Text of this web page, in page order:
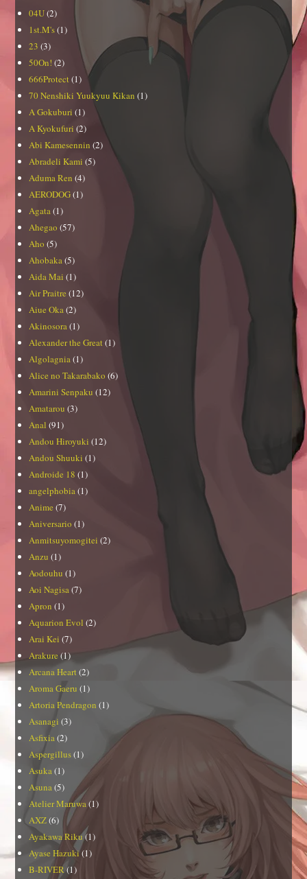
04U(2)
1st.M's(1)
23 (3)
50On! (2)
666Protect(1)
70 Nenshiki Yuukyuu Kikan (1)
A Gokuburi (1)
A Kyokufuri (2)
Abi Kamesennin (2)
Abradeli Kami (5)
Aduma Ren (4)
AERODOG(1)
Agata(1)
Ahegao (57)
Aho (5)
Ahobaka(5)
Aida Mai (1)
Air Praitre (12)
Aiue Oka(2)
Akinosora(1)
Alexander the Great (1)
Algolagnia(1)
Alice no Takarabako (6)
Amarini Senpaku (12)
Amatarou (3)
Anal (91)
Andou Hiroyuki (12)
Andou Shuuki (1)
Androide 18 (1)
angelphobia(1)
Anime (7)
Aniversario (1)
Anmitsuyomogitei (2)
Anzu (1)
Aodouhu (1)
Aoi Nagisa(7)
Apron (1)
Aquarion Evol (2)
Arai Kei (7)
Arakure (1)
Arcana Heart (2)
Aroma Gaeru (1)
Artoria Pendragon (1)
Asanagi (3)
Asfixia(2)
Aspergillus(1)
Asuka(1)
Asuna(5)
Atelier Maruwa(1)
AXZ(6)
Ayakawa Riku(1)
Ayase Hazuki(1)
B-RIVER(1)